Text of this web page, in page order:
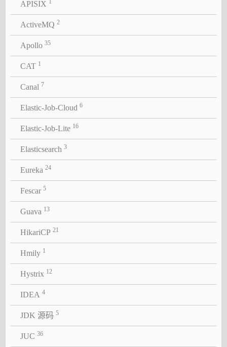
APISIX 1
ActiveMQ 2
Apollo 35
CAT 1
Canal 7
Elastic-Job-Cloud 6
Elastic-Job-Lite 16
Elasticsearch 3
Eureka 24
Fescar 5
Guava 13
HikariCP 21
Hmily 1
Hystrix 12
IDEA 4
JDK 源码 5
JUC 36